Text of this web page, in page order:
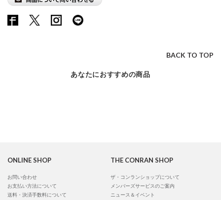
BACK TO TOP
あなたにおすすめの商品
ONLINE SHOP
お問い合わせ
お支払い方法について
送料・決済手数料について
THE CONRAN SHOP
ザ・コンランショップについて
メンバーズサービスのご案内
ニュース＆イベント